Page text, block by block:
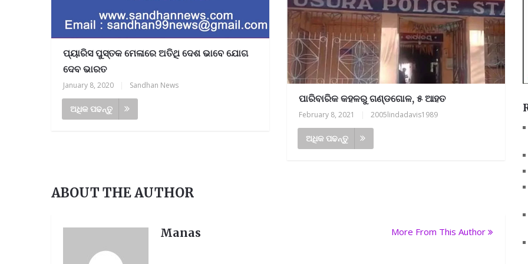
ପ୍ୟାରିସ ପୁସ୍ତକ ମେଳାରେ ଅତିଥି ଦେଶ ଭାବେ ଯୋଗ
ଦେବ ଭାରତ
January 8, 2020 Sandhan News
ଅଧିକ ପଢନ୍ତୁ
ପାରିବାରିକ କହଳରୁ ଗଣ୍ଡଗୋଳ, ୫ ଆହତ
February 8, 2021 2005lindadavis1989
ଅଧିକ ପଢନ୍ତୁ
ABOUT THE AUTHOR
Manas More From This Author